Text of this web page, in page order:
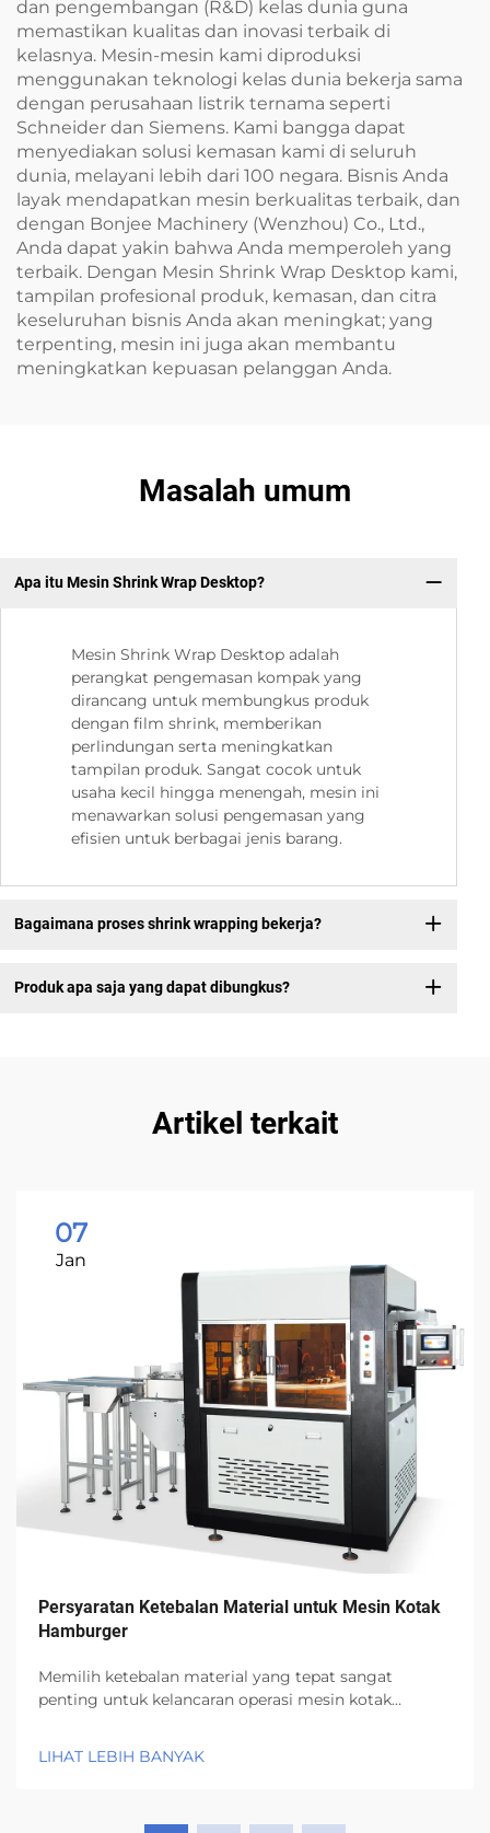
dan pengembangan (R&D) kelas dunia guna
memastikan kualitas dan inovasi terbaik di
kelasnya. Mesin-mesin kami diproduksi
menggunakan teknologi kelas dunia bekerja sama
dengan perusahaan listrik ternama seperti
Schneider dan Siemens. Kami bangga dapat
menyediakan solusi kemasan kami di seluruh
dunia, melayani lebih dari 100 negara. Bisnis Anda
layak mendapatkan mesin berkualitas terbaik, dan
dengan Bonjee Machinery (Wenzhou) Co., Ltd.,
Anda dapat yakin bahwa Anda memperoleh yang
terbaik. Dengan Mesin Shrink Wrap Desktop kami,
tampilan profesional produk, kemasan, dan citra
keseluruhan bisnis Anda akan meningkat; yang
terpenting, mesin ini juga akan membantu
meningkatkan kepuasan pelanggan Anda.
Masalah umum
Apa itu Mesin Shrink Wrap Desktop?
Mesin Shrink Wrap Desktop adalah
perangkat pengemasan kompak yang
dirancang untuk membungkus produk
dengan film shrink, memberikan
perlindungan serta meningkatkan
tampilan produk. Sangat cocok untuk
usaha kecil hingga menengah, mesin ini
menawarkan solusi pengemasan yang
efisien untuk berbagai jenis barang.
Bagaimana proses shrink wrapping bekerja?
Produk apa saja yang dapat dibungkus?
Artikel terkait
07
Jan
Persyaratan Ketebalan Material untuk Mesin Kotak
Hamburger
Memilih ketebalan material yang tepat sangat
penting untuk kelancaran operasi mesin kotak
kotak hamburger 3D otomatis BJ-B dari Wenzhou
LIHAT LEBIH BANYAK